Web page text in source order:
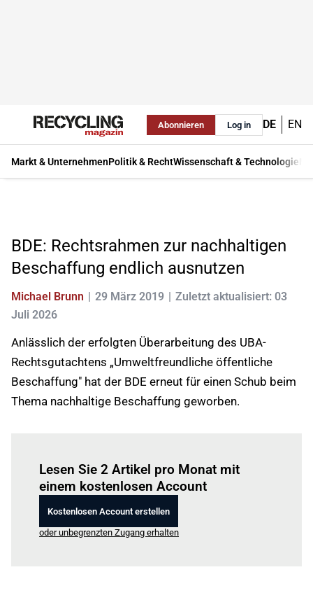
Abonnieren Log in DE EN
Markt & UnternehmenPolitik & RechtWissenschaft & Technologie
BDE: Rechtsrahmen zur nachhaltigen
Beschaffung endlich ausnutzen
Michael Brunn 29 März 2019
Zuletzt aktualisiert: 03
Juli 2026
Anlässlich der erfolgten Überarbeitung des UBA-
Rechtsgutachtens „Umweltfreundliche öffentliche
Beschaffung" hat der BDE erneut für einen Schub beim
Thema nachhaltige Beschaffung geworben.
Lesen Sie 2 Artikel pro Monat mit
einem kostenlosen Account
Kostenlosen Account erstellen
oder unbegrenzten Zugang erhalten